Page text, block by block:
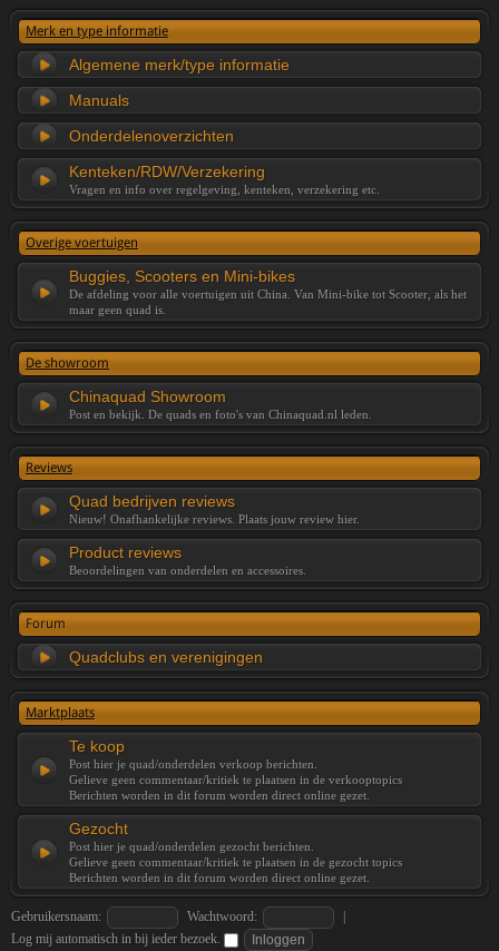
Merk en type informatie
Algemene merk/type informatie
Manuals
Onderdelenoverzichten
Kenteken/RDW/Verzekering
Vragen en info over regelgeving, kenteken, verzekering etc.
Overige voertuigen
Buggies, Scooters en Mini-bikes
De afdeling voor alle voertuigen uit China. Van Mini-bike tot Scooter, als het
maar geen quad is.
De showroom
Chinaquad Showroom
Post en bekijk. De quads en foto's van Chinaquad.nl leden.
Reviews
Quad bedrijven reviews
Nieuw! Onafhankelijke reviews. Plaats jouw review hier.
Product reviews
Beoordelingen van onderdelen en accessoires.
Forum
Quadclubs en verenigingen
Marktplaats
Te koop
Post hier je quad/onderdelen verkoop berichten.
Gelieve geen commentaar/kritiek te plaatsen in de verkooptopics
Berichten worden in dit forum worden direct online gezet.
Gezocht
Post hier je quad/onderdelen gezocht berichten.
Gelieve geen commentaar/kritiek te plaatsen in de gezocht topics
Berichten worden in dit forum worden direct online gezet.
Gebruikersnaam: Wachtwoord:
|
Log mij automatisch in bij ieder bezoek.